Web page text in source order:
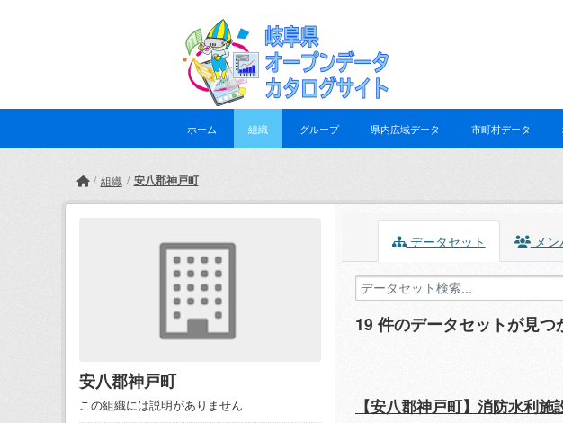
ホーム 組織 グループ 県内広域データ 市町村データ
組織 安八郡神戸町
安八郡神戸町
この組織には説明がありません
データセット メン
19 件のデータセットが見つ
【安八郡神戸町】消防水利施